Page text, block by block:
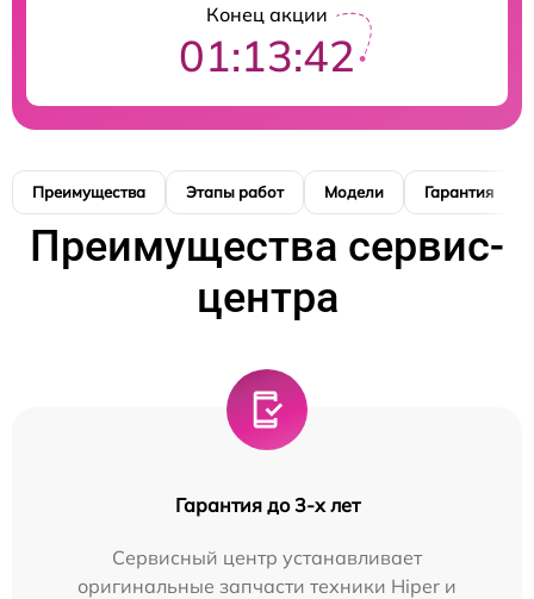
Конец акции
01:13:41
Преимущества Этапы работ Модели Гарантия
Преимущества сервис-
центра
Гарантия до 3-х лет
Сервисный центр устанавливает
оригинальные запчасти техники Hiper и